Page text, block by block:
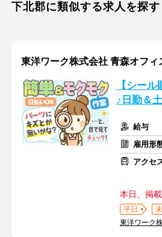
下北郡に類似する求人を探す
東洋ワーク株式会社 青森オフ
【シー
♪日勤＆
給与
雇用形
アクセ
本日、掲
平日
東洋ワーク